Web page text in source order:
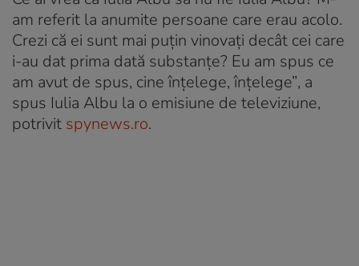
am referit la anumite persoane care erau acolo.
Crezi că ei sunt mai puţin vinovaţi decât cei care
i-au dat prima dată substanţe? Eu am spus ce
am avut de spus, cine înţelege, înţelege”, a
spus Iulia Albu la o emisiune de televiziune,
potrivit spynews.ro.